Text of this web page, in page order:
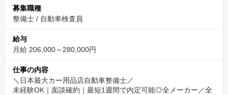
募集職種
整備士 / 自動車検査員
給与
月給 206,000～280,000円
仕事の内容
＼日本最大カー用品店自動車整備士／
未経験OK｜面談確約｜最短1週間で内定可能◎全メーカー／全